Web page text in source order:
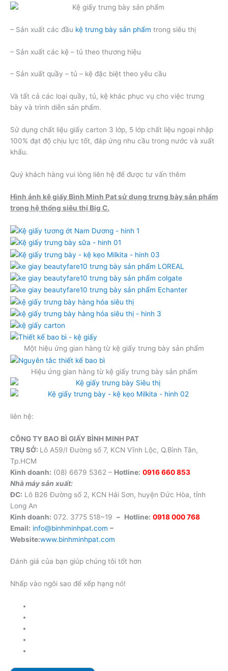
– Sản xuất các đầu kệ trưng bày sản phẩm trong siêu thị
– Sản xuất các kệ – tủ theo thương hiệu
– Sản xuất quầy – tủ – kệ đặc biệt theo yêu cầu
Và tất cả các loại quầy, tủ, kệ khác phục vụ cho việc trưng
bày và trình diễn sản phẩm.
Sử dụng chất liệu giấy carton 3 lớp, 5 lớp chất liệu ngoại nhập
100% đạt độ chịu lực tốt, đáp ứng nhu cầu trong nước và xuất
khẩu.
Quý khách hàng vui lòng liên hệ để được tư vấn thêm
Hình ảnh kệ giấy Bình Minh Pat sử dụng trưng bày sản phẩm
trong hệ thống siêu thị Big C.
Một hiệu ứng gian hàng từ kệ giấy trưng bày sản phẩm
Hiệu ứng gian hàng từ kệ giấy trưng bày sản phẩm
liên hệ:
CÔNG TY BAO BÌ GIẤY BÌNH MINH PAT
TRỤ SỞ: Lô A59/I Đường số 7, KCN Vĩnh Lộc, Q.Bình Tân,
Tp.HCM
Kinh doanh: (08) 6679 5362 – Hotline: 0916 660 853
Nhà máy sản xuất:
ĐC: Lô B26 Đường số 2, KCN Hải Sơn, huyện Đức Hòa, tỉnh
Long An
Kinh doanh: 072. 3775 518~19 – Hotline: 0918 000 768
Email: info@binhminhpat.com –
Website:www.binhminhpat.com
Đánh giá của bạn giúp chúng tôi tốt hơn
Nhấp vào ngôi sao để xếp hạng nó!